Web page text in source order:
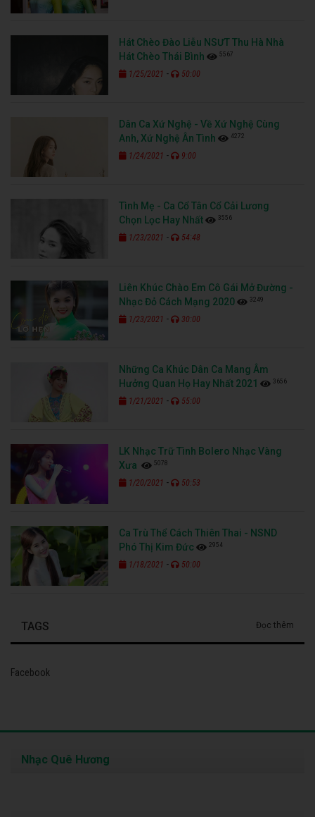
Hát Chèo Đào Liễu NSƯT Thu Hà Nhà
Hát Chèo Thái Bình
5567
1/25/2021 - 50:00
Dân Ca Xứ Nghệ - Về Xứ Nghệ Cùng
Anh, Xứ Nghệ Ân Tình
4272
1/24/2021 - 9:00
Tình Mẹ - Ca Cổ Tân Cổ Cải Lương
Chọn Lọc Hay Nhất
3556
1/23/2021 - 54:48
Liên Khúc Chào Em Cô Gái Mở Đường -
Nhạc Đỏ Cách Mạng 2020
3249
1/23/2021 - 30:00
Những Ca Khúc Dân Ca Mang Âm
Hưởng Quan Họ Hay Nhất 2021
3656
1/21/2021 - 55:00
LK Nhạc Trữ Tình Bolero Nhạc Vàng
Xưa
5078
1/20/2021 - 50:53
Ca Trù Thể Cách Thiên Thai - NSND
Phó Thị Kim Đức
2954
1/18/2021 - 50:00
TAGS Đọc thêm
Facebook
Nhạc Quê Hương